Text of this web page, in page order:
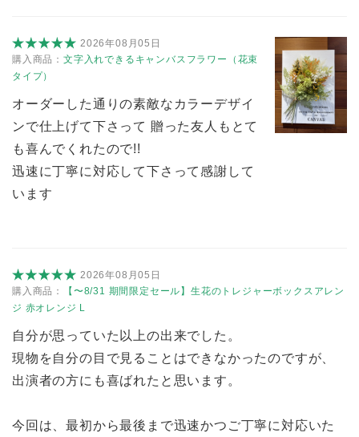
2026年08月05日
購入商品： 文字入れできるキャンバスフラワー（花束
タイプ）
オーダーした通りの素敵なカラーデザイ
ンで仕上げて下さって 贈った友人もとて
も喜んでくれたので!!
迅速に丁寧に対応して下さって感謝して
います
2026年08月05日
購入商品：
【〜8/31 期間限定セール】生花のトレジャーボックスアレン
ジ 赤オレンジ L
自分が思っていた以上の出来でした。
現物を自分の目で見ることはできなかったのですが、
出演者の方にも喜ばれたと思います。
今回は、最初から最後まで迅速かつご丁寧に対応いた